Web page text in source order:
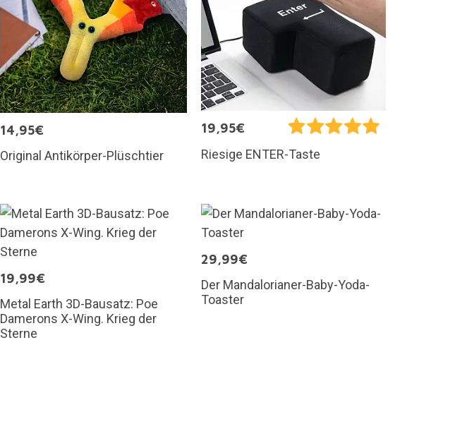
14,95€
Original Antikörper-Plüschtier
19,95€
Riesige ENTER-Taste
19,99€
Metal Earth 3D-Bausatz: Poe
Damerons X-Wing. Krieg der
Sterne
29,99€
Der Mandalorianer-Baby-Yoda-
Toaster